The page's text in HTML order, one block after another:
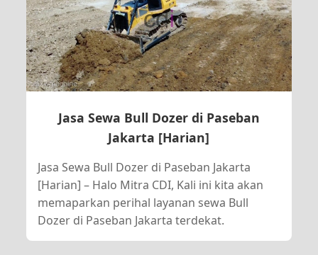
Jasa Sewa Bull Dozer di Paseban
Jakarta [Harian]
Jasa Sewa Bull Dozer di Paseban Jakarta
[Harian] – Halo Mitra CDI, Kali ini kita akan
memaparkan perihal layanan sewa Bull
Dozer di Paseban Jakarta terdekat.